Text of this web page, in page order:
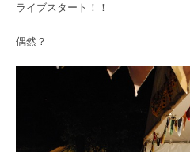
ライブスタート！！
偶然？